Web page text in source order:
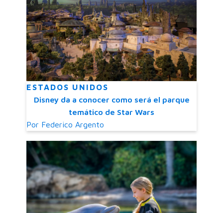
ESTADOS UNIDOS
Disney da a conocer como será el parque
temático de Star Wars
Por Federico Argento